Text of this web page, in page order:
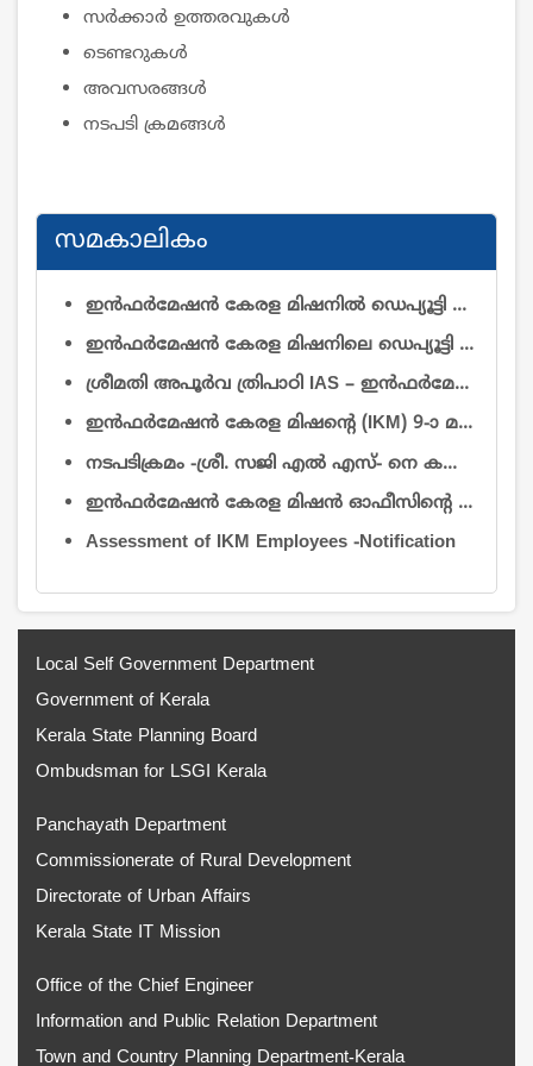
സര്‍ക്കാര്‍ ഉത്തരവുകള്‍
ടെണ്ടറുകള്‍
അവസരങ്ങള്‍
നടപടി ക്രമങ്ങള്‍
സമകാലികം
ഇൻഫർമേഷൻ കേരള മിഷനിൽ ഡെപ്യൂട്ടി ഡയറക്ടർ (റിസർച്ച് & ഡെവലപ്മെന്റ്)യും ഡെപ്യൂട്ടി ഡയറക്ടർ (ഓപ്പറേഷൻ & മെയിന്റനൻസ്)യും തസ്തികകളിലെ ഒഴിവുകൾ നികത്തുന്നതിനുള്ള വിജ്ഞാപനം
ഇൻഫർമേഷൻ കേരള മിഷനിലെ ഡെപ്യൂട്ടി ഡയറക്ടർ ഡോ. കെ. പി. നൗഫലിനെ (ആർ & ഡി) സേവനത്തിൽ നിന്ന് വിടുതൽ ചെയ്യുകയും ചുമതല കൈമാറ്റം ചെയ്യുകയും ചെയ്യുന്നതു സംബന്ധിച്ച്
ശ്രീമതി അപൂർവ ത്രിപാഠി IAS – ഇൻഫർമേഷൻ കേരള മിഷൻ എക്സിക്യൂട്ടീവ് ഡയറക്ടറായി ചുമതലയേറ്റത് – സംബന്ധിച്ച്
ഇൻഫർമേഷൻ കേരള മിഷന്റെ (IKM) 9-ാ മത് ഗവേണിംഗ് ബോഡി യോഗത്തിൽ പങ്കെടുക്കുന്ന അംഗങ്ങൾക്ക് ബാഗ്, പെൻഡ്രൈവ് നൽകുന്നതിനായി താല്പര്യമുള്ള സ്ഥാപനങ്ങളിൽ നിന്നും മത്സരസ്വഭാവമുള്ള ക്വട്ടേഷനുകൾ ക്ഷണിച്ചുകൊള്ളുന്നു.
നടപടിക്രമം -ശ്രീ. സജി എൽ എസ്- നെ കൺട്രോളർ ഓഫ് അഡ്മിനിസ്ട്രേഷൻ തസ്തികയിൽ അന്യത്ര സേവനാടിസ്ഥാനത്തിൽ - ജോലിയിൽ പ്രവേശിപ്പിച്ച് ഉത്തരവ്
ഇന്‍ഫര്‍മേഷന്‍ കേരള മിഷന്‍ ഓഫീസിൻ്റെ ആവശ്യത്തിന് 2026 ആഗസ്റ്റ് 1 മുതല്‍ കരാര്‍ അടിസ്ഥാനത്തില്‍ 2 കാറുകൾ ഓടുന്നതിന് ട്രാവല്‍ ഏജന്‍സികള്‍/വാഹന ഉടമകളില്‍ നിന്നും ക്വട്ടേഷന്‍ ക്ഷണിച്ചുകൊള്ളുന്നു
Assessment of IKM Employees -Notification
Local Self Government Department
Government of Kerala
Kerala State Planning Board
Ombudsman for LSGI Kerala
Panchayath Department
Commissionerate of Rural Development
Directorate of Urban Affairs
Kerala State IT Mission
Office of the Chief Engineer
Information and Public Relation Department
Town and Country Planning Department-Kerala